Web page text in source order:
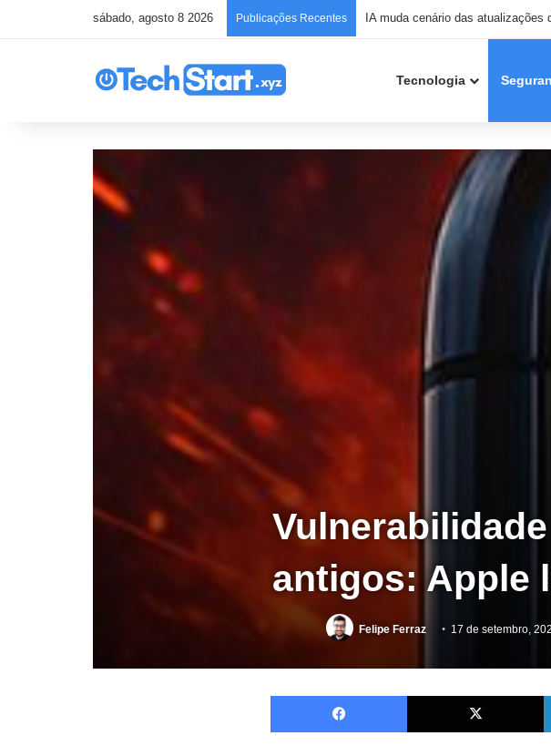
sábado, agosto 8 2026 Publicações Recentes
Tecnologia
antigos: Apple
Felipe Ferraz 17 de setembro,
Facebook X